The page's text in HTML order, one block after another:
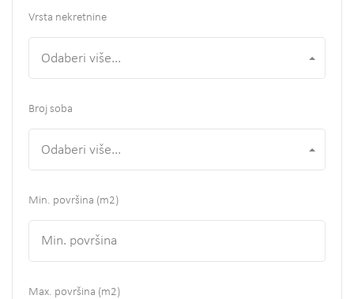
Vrsta nekretnine
Odaberi više...
Broj soba
Odaberi više...
Min. površina (m2)
Max. površina (m2)